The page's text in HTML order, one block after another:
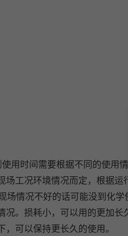
用时间需要根据不同的使用
场工况环境情况而定，根据
场情况不好的话可能没到化
况。损耗小，可以用的更加
，可以保持更长久的使用。